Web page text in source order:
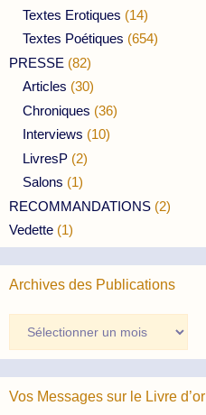
Textes Erotiques (14)
Textes Poétiques (654)
PRESSE (82)
Articles (30)
Chroniques (36)
Interviews (10)
LivresP (2)
Salons (1)
RECOMMANDATIONS (2)
Vedette (1)
Archives des Publications
des
Publications
Vos Messages sur le Livre d’or